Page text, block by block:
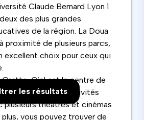
les résultats
Claude Bernard Lyon 1
des plus grandes
de la région. La Doua
proximité de plusieurs parcs,
excellent choix pour ceux qui
Gratte-Ciel est le centre de
une variété d'activités
plusieurs théâtres et cinémas
vous pouvez trouver de